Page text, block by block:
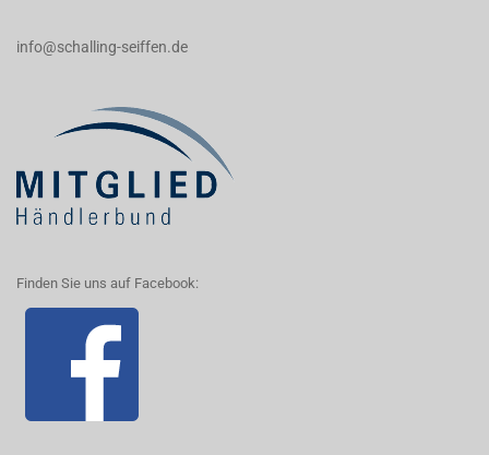
info@schalling-seiffen.de
Finden Sie uns auf Facebook: